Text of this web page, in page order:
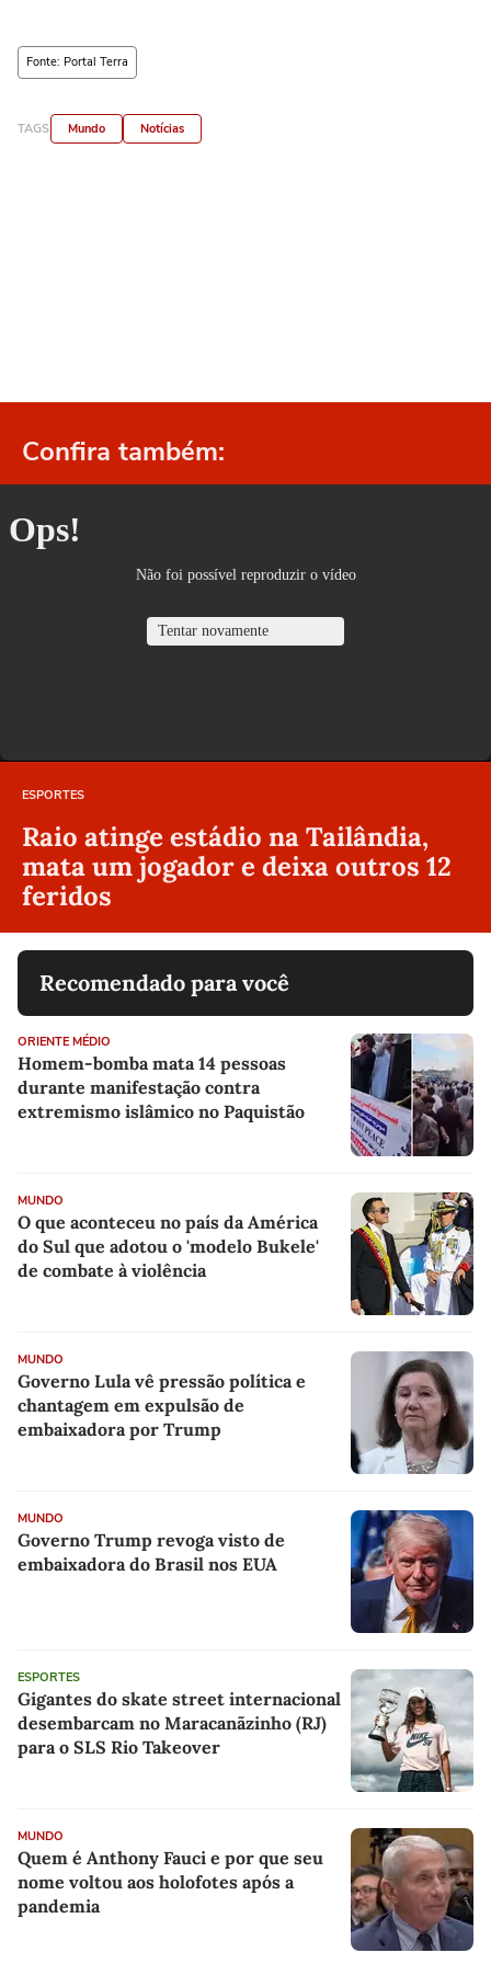
Fonte: Portal Terra
TAGS Mundo Notícias
Confira também:
ESPORTES
Raio atinge estádio na Tailândia,
mata um jogador e deixa outros 12
feridos
Recomendado para você
ORIENTE MÉDIO
Homem-bomba mata 14 pessoas
durante manifestação contra
extremismo islâmico no Paquistão
MUNDO
O que aconteceu no país da América
do Sul que adotou o 'modelo Bukele'
de combate à violência
MUNDO
Governo Lula vê pressão política e
chantagem em expulsão de
embaixadora por Trump
MUNDO
Governo Trump revoga visto de
embaixadora do Brasil nos EUA
ESPORTES
Gigantes do skate street internacional
desembarcam no Maracanãzinho (RJ)
para o SLS Rio Takeover
MUNDO
Quem é Anthony Fauci e por que seu
nome voltou aos holofotes após a
pandemia